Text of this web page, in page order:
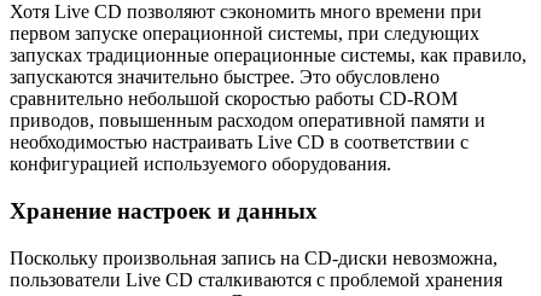
Хотя Live CD позволяют сэкономить много времени при
первом запуске операционной системы, при следующих
запусках традиционные операционные системы, как правило,
запускаются значительно быстрее. Это обусловлено
сравнительно небольшой скоростью работы CD-ROM
приводов, повышенным расходом оперативной памяти и
необходимостью настраивать Live CD в соответствии с
конфигурацией используемого оборудования.
Хранение настроек и данных
Поскольку произвольная запись на CD-диски невозможна,
пользователи Live CD сталкиваются с проблемой хранения